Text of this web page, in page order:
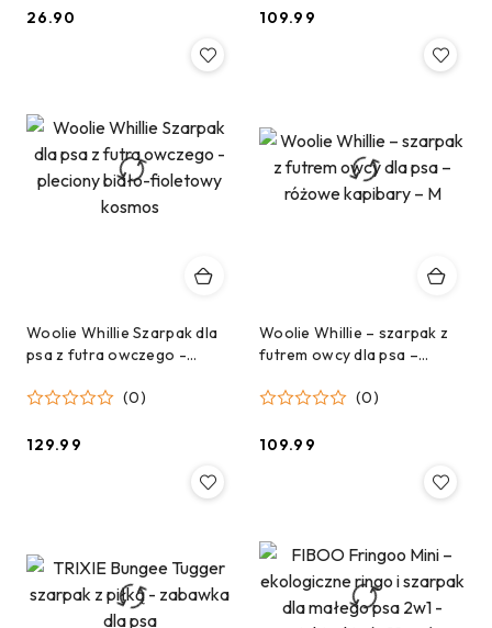
Cena:
26.90
Cena:
109.99
Woolie Whillie Szarpak dla
psa z futra owczego -
kosmos
(0)
Cena:
129.99
Woolie Whillie – szarpak z
futrem owcy dla psa –
(0)
Cena:
109.99